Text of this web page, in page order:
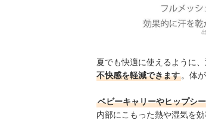
夏でも快適に使えるように
不快感を軽減できます 。体
ベビーキャリーやヒップシ
内部にこもった熱や湿気を